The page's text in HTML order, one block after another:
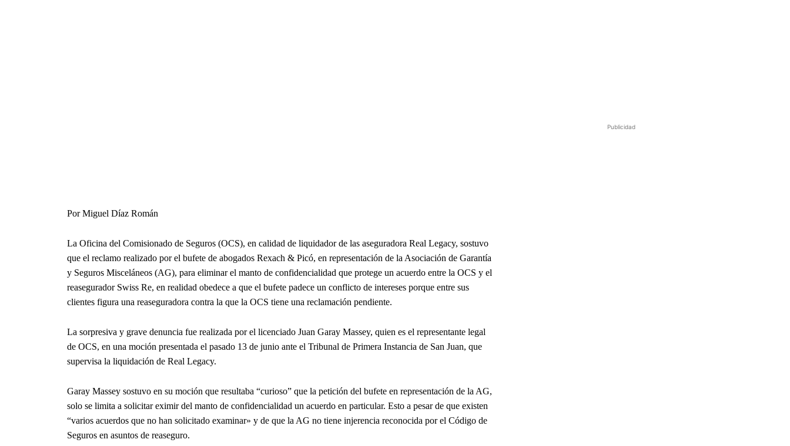
Por Miguel Díaz Román
La Oficina del Comisionado de Seguros (OCS), en calidad de liquidador de las aseguradora Real Legacy, sostuvo
que el reclamo realizado por el bufete de abogados Rexach & Picó, en representación de la Asociación de Garantía
y Seguros Misceláneos (AG), para eliminar el manto de confidencialidad que protege un acuerdo entre la OCS y el
reasegurador Swiss Re, en realidad obedece a que el bufete padece un conflicto de intereses porque entre sus
clientes figura una reaseguradora contra la que la OCS tiene una reclamación pendiente.
La sorpresiva y grave denuncia fue realizada por el licenciado Juan Garay Massey, quien es el representante legal
de OCS, en una moción presentada el pasado 13 de junio ante el Tribunal de Primera Instancia de San Juan, que
supervisa la liquidación de Real Legacy.
Garay Massey sostuvo en su moción que resultaba “curioso” que la petición del bufete en representación de la AG,
solo se limita a solicitar eximir del manto de confidencialidad un acuerdo en particular. Esto a pesar de que existen
“varios acuerdos que no han solicitado examinar» y de que la AG no tiene injerencia reconocida por el Código de
Seguros en asuntos de reaseguro.
Publicidad